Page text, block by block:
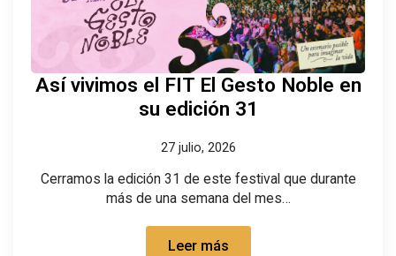
Así vivimos el FIT El Gesto Noble en
su edición 31
27 julio, 2026
Cerramos la edición 31 de este festival que durante
más de una semana del mes…
Leer más